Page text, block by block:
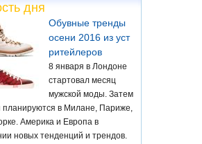
дня
Обувные тренды
осени 2016 из уст
ритейлеров
8 января в Лондоне
стартовал месяц
мужской моды. Затем
планируются в Милане, Париже,
Америка и Европа в
новых тенденций и трендов.